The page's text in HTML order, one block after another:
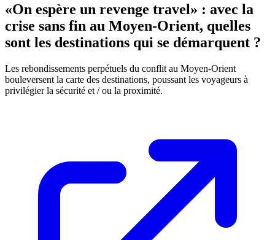
«On espère un revenge travel» : avec la
crise sans fin au Moyen-Orient, quelles
sont les destinations qui se démarquent ?
Les rebondissements perpétuels du conflit au Moyen-Orient
bouleversent la carte des destinations, poussant les voyageurs à
privilégier la sécurité et / ou la proximité.